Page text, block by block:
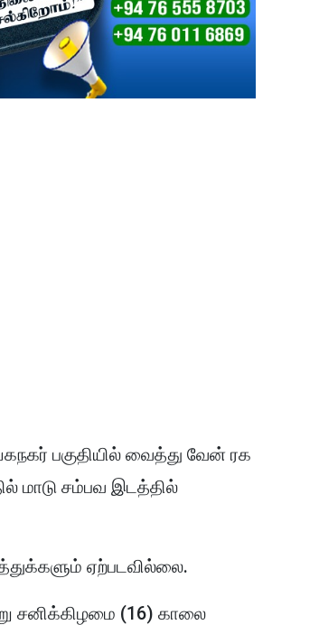
பகுதியில் வைத்து வேன் ரக
மாடு சம்பவ இடத்தில்
ஏற்படவில்லை.
சனிக்கிழமை (16) காலை